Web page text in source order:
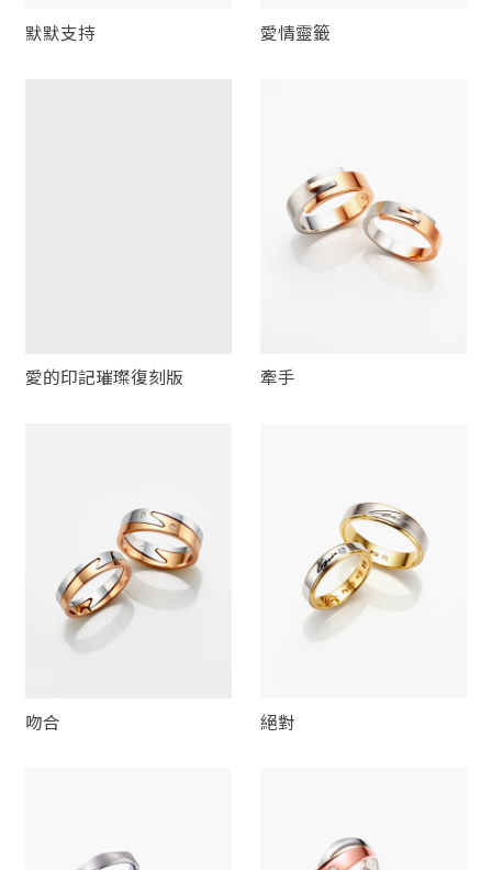
默默支持 愛情靈籤
愛的印記璀璨復刻版 牽手
吻合 絕對